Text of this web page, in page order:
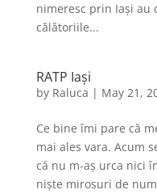
nimeresc prin Iași au
călătoriile...
RATP Iași
by Raluca | May 21,
Ce bine îmi pare că
mai ales vara. Acum
că nu m-aș urca nici
niște mirosuri de